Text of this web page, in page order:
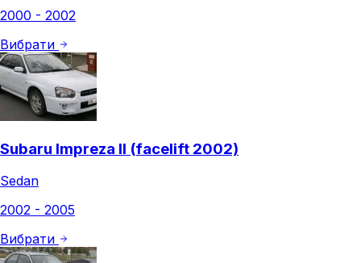
2000 - 2002
Вибрати
Subaru Impreza II (facelift 2002)
Sedan
2002 - 2005
Вибрати